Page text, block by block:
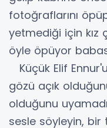
fotoğraflarını
yetmediği için kız
öyle öpüyor
Küçük Elif
gözü açık
olduğunu
sesle söyleyin,